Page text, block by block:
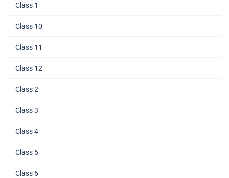
Class 1
Class 10
Class 11
Class 12
Class 2
Class 3
Class 4
Class 5
Class 6